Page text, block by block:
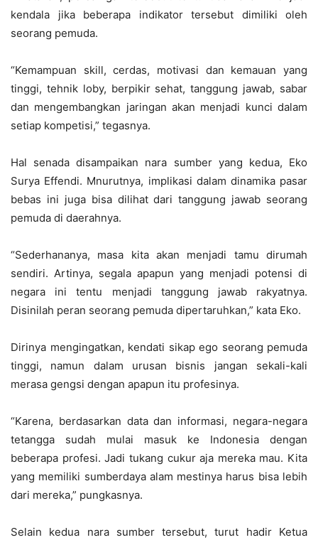
kendala jika beberapa indikator tersebut dimiliki oleh
seorang pemuda.
“Kemampuan skill, cerdas, motivasi dan kemauan yang
tinggi, tehnik loby, berpikir sehat, tanggung jawab, sabar
dan mengembangkan jaringan akan menjadi kunci dalam
setiap kompetisi,” tegasnya.
Hal senada disampaikan nara sumber yang kedua, Eko
Surya Effendi. Mnurutnya, implikasi dalam dinamika pasar
bebas ini juga bisa dilihat dari tanggung jawab seorang
pemuda di daerahnya.
“Sederhananya, masa kita akan menjadi tamu dirumah
sendiri. Artinya, segala apapun yang menjadi potensi di
negara ini tentu menjadi tanggung jawab rakyatnya.
Disinilah peran seorang pemuda dipertaruhkan,” kata Eko.
Dirinya mengingatkan, kendati sikap ego seorang pemuda
tinggi, namun dalam urusan bisnis jangan sekali-kali
merasa gengsi dengan apapun itu profesinya.
“Karena, berdasarkan data dan informasi, negara-negara
tetangga sudah mulai masuk ke Indonesia dengan
beberapa profesi. Jadi tukang cukur aja mereka mau. Kita
yang memiliki sumberdaya alam mestinya harus bisa lebih
dari mereka,” pungkasnya.
Selain kedua nara sumber tersebut, turut hadir Ketua